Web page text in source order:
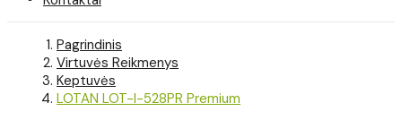
Pagrindinis
Virtuvės Reikmenys
Keptuvės
LOTAN LOT-I-528PR Premium